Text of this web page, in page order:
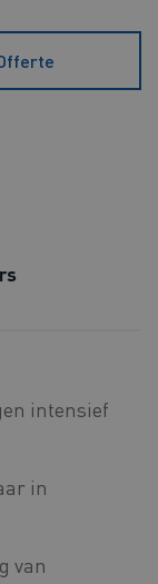
intensief
in
van